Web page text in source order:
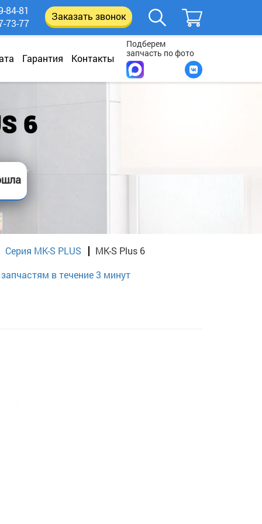
Гарантия Контакты
Подберем
запчасть по фото
84-81
73-77
Заказать звонок
6
Серия MK-S PLUS MK-S Plus 6
в течение 3 минут